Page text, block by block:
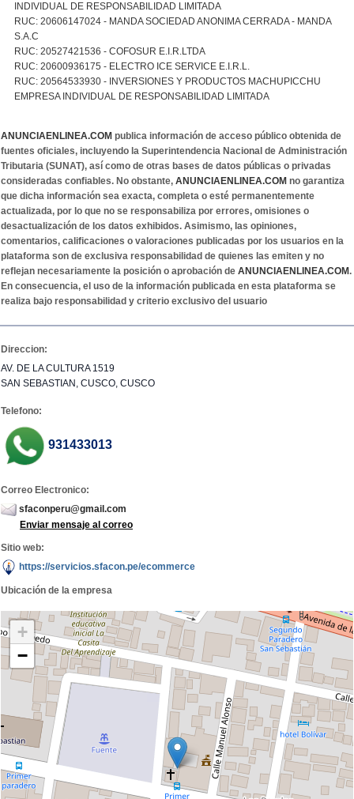
INDIVIDUAL DE RESPONSABILIDAD LIMITADA
RUC: 20606147024 - MANDA SOCIEDAD ANONIMA CERRADA - MANDA
S.A.C
RUC: 20527421536 - COFOSUR E.I.R.LTDA
RUC: 20600936175 - ELECTRO ICE SERVICE E.I.R.L.
RUC: 20564533930 - INVERSIONES Y PRODUCTOS MACHUPICCHU
EMPRESA INDIVIDUAL DE RESPONSABILIDAD LIMITADA
ANUNCIAENLINEA.COM publica información de acceso público obtenida de
fuentes oficiales, incluyendo la Superintendencia Nacional de Administración
Tributaria (SUNAT), así como de otras bases de datos públicas o privadas
consideradas confiables. No obstante, ANUNCIAENLINEA.COM no garantiza
que dicha información sea exacta, completa o esté permanentemente
actualizada, por lo que no se responsabiliza por errores, omisiones o
desactualización de los datos exhibidos. Asimismo, las opiniones,
comentarios, calificaciones o valoraciones publicadas por los usuarios en la
plataforma son de exclusiva responsabilidad de quienes las emiten y no
reflejan necesariamente la posición o aprobación de ANUNCIAENLINEA.COM.
En consecuencia, el uso de la información publicada en esta plataforma se
realiza bajo responsabilidad y criterio exclusivo del usuario
Direccion:
AV. DE LA CULTURA 1519
SAN SEBASTIAN, CUSCO, CUSCO
Telefono:
931433013
Correo Electronico:
sfaconperu@gmail.com
Enviar mensaje al correo
Sitio web:
https://servicios.sfacon.pe/ecommerce
Ubicación de la empresa
+
−